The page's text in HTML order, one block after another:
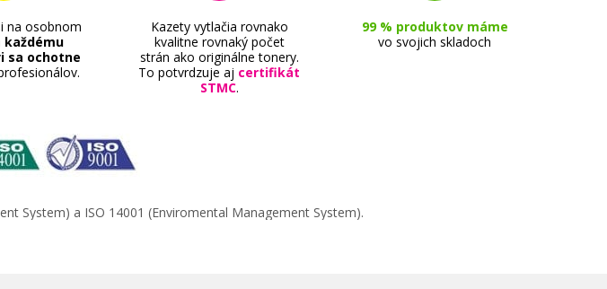
na osobnom
každému
sa ochotne
Kazety vytlačia rovnako
kvalitne rovnaký počet
strán ako originálne tonery.
To potvrdzuje aj certifikát
STMC.
99 % produktov máme
vo svojich skladoch
System) a ISO 14001 (Enviromental Management System).